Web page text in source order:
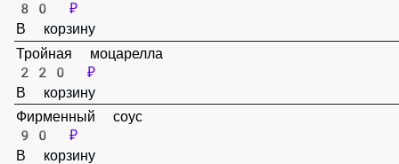
Пепперони
80 ₽
В корзину
Тройная моцарелла
220 ₽
В корзину